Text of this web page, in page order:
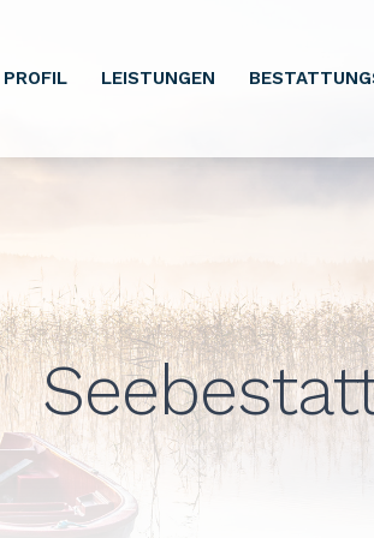
PROFIL LEISTUNGEN